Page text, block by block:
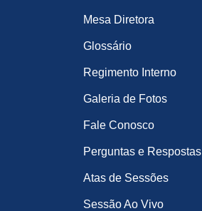
Mesa Diretora
Glossário
Regimento Interno
Galeria de Fotos
Fale Conosco
Perguntas e Respostas
Atas de Sessões
Sessão Ao Vivo